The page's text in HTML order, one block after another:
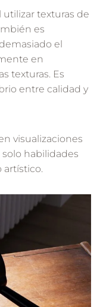
utilizar texturas de
es
el
en
texturas. Es
entre calidad y
visualizaciones
habilidades
artístico.